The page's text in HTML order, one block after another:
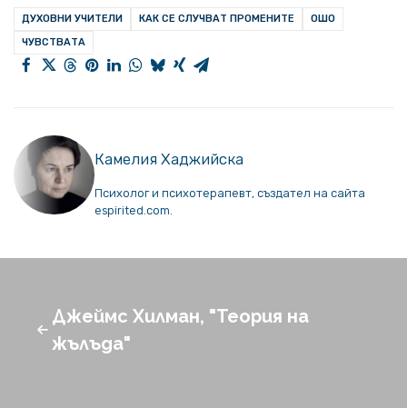
ДУХОВНИ УЧИТЕЛИ КАК СЕ СЛУЧВАТ ПРОМЕНИТЕ
ОШО
ЧУВСТВАТА
Камелия Хаджийска
Психолог и психотерапевт, създател на сайта
espirited.com.
Джеймс Хилман, "Теория на
жълъда"